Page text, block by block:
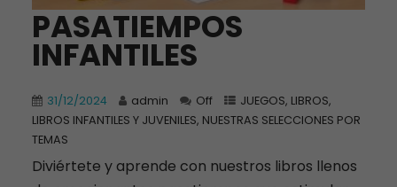
PASATIEMPOS
INFANTILES
31/12/2024 admin Off JUEGOS, LIBROS,
LIBROS INFANTILES Y JUVENILES, NUESTRAS SELECCIONES POR
TEMAS
Diviértete y aprende con nuestros libros llenos